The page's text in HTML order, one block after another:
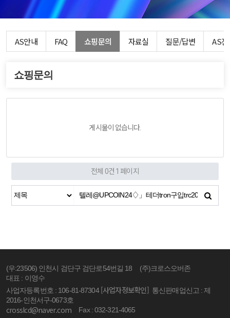
AS안내 FAQ 쇼핑문의 자료실 질문/답변 AS진
쇼핑문의
게시물이 없습니다.
전체 0건 1 페이지
(우:23506) 인천시 검단구 검단로54번길 18
(주)크로스오버존
대표 : 이영수
사업자등록번호 : 106-81-87304[사업자정보확인] 통신판매업신고 : 제
2016-인천서구-0673호
crosslcd@naver.com Fax : 032-321-4065